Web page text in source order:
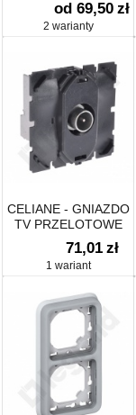
od 69,50 zł
2 warianty
CELIANE - GNIAZDO
TV PRZELOTOWE
71,01 zł
1 wariant